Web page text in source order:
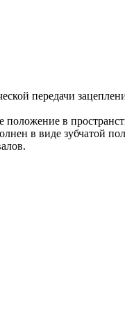
передачи
положение в
в виде зубчатой